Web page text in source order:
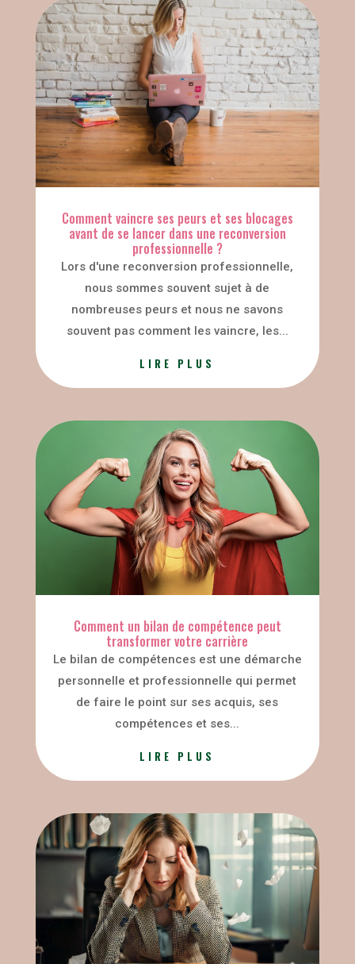
Comment vaincre ses peurs et ses blocages
avant de se lancer dans une reconversion
professionnelle ?
Lors d'une reconversion professionnelle,
nous sommes souvent sujet à de
nombreuses peurs et nous ne savons
souvent pas comment les vaincre, les...
LIRE PLUS
Comment un bilan de compétence peut
transformer votre carrière
Le bilan de compétences est une démarche
personnelle et professionnelle qui permet
de faire le point sur ses acquis, ses
compétences et ses...
LIRE PLUS